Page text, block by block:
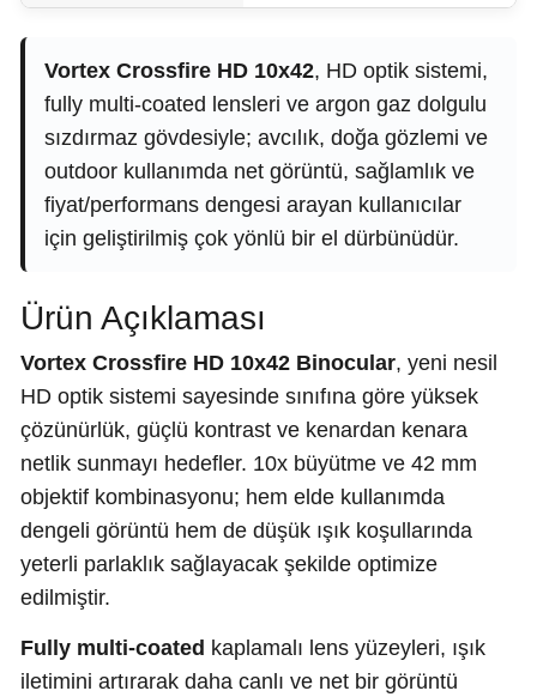
Vortex Crossfire HD 10x42, HD optik sistemi,
fully multi-coated lensleri ve argon gaz dolgulu
sızdırmaz gövdesiyle; avcılık, doğa gözlemi ve
outdoor kullanımda net görüntü, sağlamlık ve
fiyat/performans dengesi arayan kullanıcılar
için geliştirilmiş çok yönlü bir el dürbünüdür.
Ürün Açıklaması
Vortex Crossfire HD 10x42 Binocular, yeni nesil
HD optik sistemi sayesinde sınıfına göre yüksek
çözünürlük, güçlü kontrast ve kenardan kenara
netlik sunmayı hedefler. 10x büyütme ve 42 mm
objektif kombinasyonu; hem elde kullanımda
dengeli görüntü hem de düşük ışık koşullarında
yeterli parlaklık sağlayacak şekilde optimize
edilmiştir.
Fully multi-coated kaplamalı lens yüzeyleri, ışık
iletimini artırarak daha canlı ve net bir görüntü